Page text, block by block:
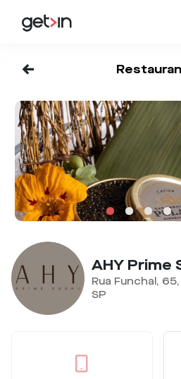
<-
AHY Prime
Rua Funchal,
SP